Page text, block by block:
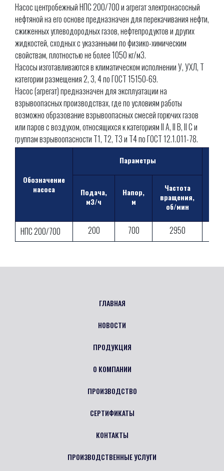
Насос центробежный НПС 200/700 и агрегат электронасосный
нефтяной на его основе предназначен для перекачивания нефти,
сжиженных углеводородных газов, нефтепродуктов и других
жидкостей, сходных с указанными по физико-химическим
свойствам, плотностью не более 1050 кг/м3.
Насосы изготавливаются в климатическом исполнении У, УХЛ, Т
категории размещения 2, 3, 4 по ГОСТ 15150-69.
Насос (агрегат) предназначен для эксплуатации на
взрывоопасных производствах, где по условиям работы
возможно образование взрывоопасных смесей горючих газов
или паров с воздухом, относящихся к категориям II А, II В, II С и
группам взрывоопасности Т1, Т2, Т3 и Т4 по ГОСТ 12.1.011-78.
Обозначение
насоса
Параметры
Подача,
м3/ч
Напор,
м
Частота
вращения,
об/мин
НПС 200/700 200 700 2950
ГЛАВНАЯ
НОВОСТИ
ПРОДУКЦИЯ
О КОМПАНИИ
ПРОИЗВОДСТВО
СЕРТИФИКАТЫ
КОНТАКТЫ
ПРОИЗВОДСТВЕННЫЕ УСЛУГИ